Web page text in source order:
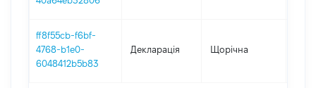
ff8f55cb-f6bf-
4768-b1e0-
6048412b5b83
Декларація Щорічна